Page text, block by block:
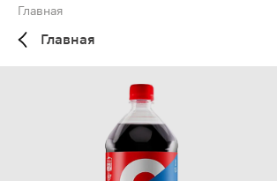
Главная
Главная